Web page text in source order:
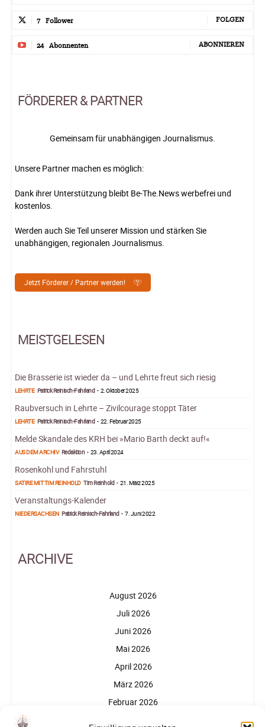
7 Follower FOLGEN
24 Abonnenten ABONNIEREN
FÖRDERER & PARTNER
Gemeinsam für unabhängigen Journalismus.
Unsere Partner machen es möglich:
Dank ihrer Unterstützung bleibt Be-The.News werbefrei und
kostenlos.
Werden auch Sie Teil unserer Mission und stärken Sie
unabhängigen, regionalen Journalismus.
Jetzt Förderer / Partner werden!
MEISTGELESEN
Die Brasserie ist wieder da – und Lehrte freut sich riesig
LEHRTE Patrick Reinisch-Fahrland - 2. Oktober 2025
Raubversuch in Lehrte – Zivilcourage stoppt Täter
LEHRTE Patrick Reinisch-Fahrland - 22. Februar 2025
Melde Skandale des KRH bei »Mario Barth deckt auf!«
AUS DEM ARCHIV Redaktion - 23. April 2024
Rosenkohl und Fahrstuhl
SATIRE MIT TIM REINHOLD Tim Reinhold - 21. März 2025
Veranstaltungs-Kalender
NIEDERSACHSEN Patrick Reinisch-Fahrland - 7. Juni 2022
ARCHIVE
August 2026
Juli 2026
Juni 2026
Mai 2026
April 2026
März 2026
Februar 2026